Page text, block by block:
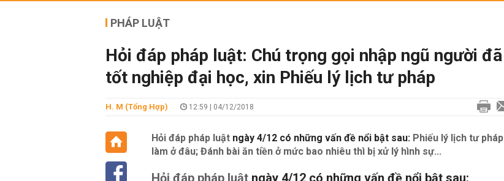
PHÁP LUẬT
Hỏi đáp pháp luật: Chú trọng gọi nhập ngũ người đã
tốt nghiệp đại học, xin Phiếu lý lịch tư pháp
H. M (tổng Hợp) 12:59 | 04/12/2018
Hỏi đáp pháp luật ngày 4/12 có những vấn đề nổi bật sau: Phiếu lý lịch tư pháp
làm ở đâu; Đánh bài ăn tiền ở mức bao nhiêu thì bị xử lý hình sự...
Hỏi đáp pháp luật ngày 4/12 có những vấn đề nổi bật sau: